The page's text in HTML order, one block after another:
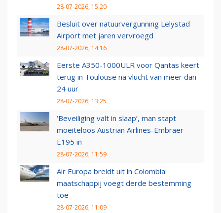
28-07-2026, 15:20
Besluit over natuurvergunning Lelystad
Airport met jaren vervroegd
28-07-2026, 14:16
Eerste A350-1000ULR voor Qantas keert
terug in Toulouse na vlucht van meer dan
24 uur
28-07-2026, 13:25
‘Beveiliging valt in slaap’, man stapt
moeiteloos Austrian Airlines-Embraer
E195 in
28-07-2026, 11:59
Air Europa breidt uit in Colombia:
maatschappij voegt derde bestemming
toe
28-07-2026, 11:09